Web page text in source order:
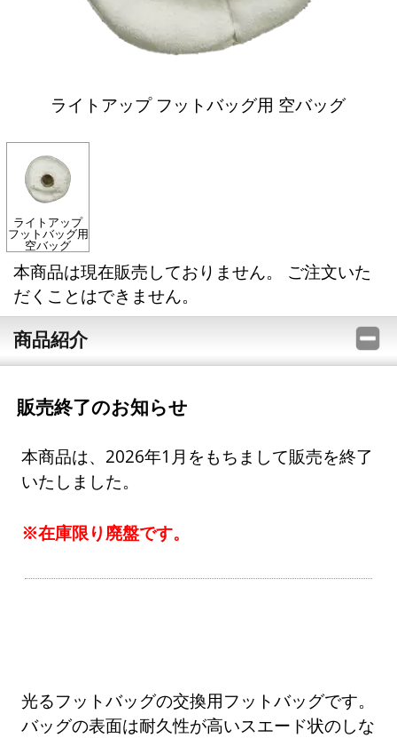
ライトアップ フットバッグ用 空バッグ
ライトアップ
フットバッグ用
空バッグ
本商品は現在販売しておりません。 ご注文いた
だくことはできません。
商品紹介
販売終了のお知らせ
本商品は、2026年1月をもちまして販売を終了
いたしました。
※在庫限り廃盤です。
光るフットバッグの交換用フットバッグです。
バッグの表面は耐久性が高いスエード状のしな